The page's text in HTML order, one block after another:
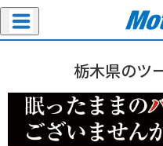
栃木県のツ